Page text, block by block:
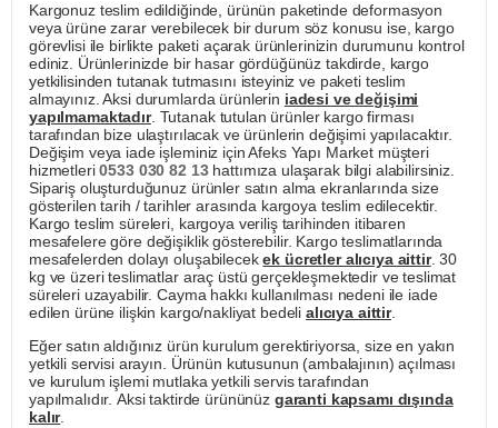
Kargonuz teslim edildiğinde, ürünün paketinde deformasyon
veya ürüne zarar verebilecek bir durum söz konusu ise, kargo
görevlisi ile birlikte paketi açarak ürünlerinizin durumunu kontrol
ediniz. Ürünlerinizde bir hasar gördüğünüz takdirde, kargo
yetkilisinden tutanak tutmasını isteyiniz ve paketi teslim
almayınız. Aksi durumlarda ürünlerin iadesi ve değişimi
yapılmamaktadır. Tutanak tutulan ürünler kargo firması
tarafından bize ulaştırılacak ve ürünlerin değişimi yapılacaktır.
Değişim veya iade işleminiz için Afeks Yapı Market müşteri
hizmetleri0533 030 82 13hattımıza ulaşarak bilgi alabilirsiniz.
Sipariş oluşturduğunuz ürünler satın alma ekranlarında size
gösterilen tarih / tarihler arasında kargoya teslim edilecektir.
Kargo teslim süreleri, kargoya veriliş tarihinden itibaren
mesafelere göre değişiklik gösterebilir. Kargo teslimatlarında
mesafelerden dolayı oluşabilecekek ücretler alıcıya aittir. 30
kg ve üzeri teslimatlar araç üstü gerçekleşmektedir ve teslimat
süreleri uzayabilir. Cayma hakkı kullanılması nedeni ile iade
edilen ürüne ilişkin kargo/nakliyat bedeli alıcıya aittir.
Eğer satın aldığınız ürün kurulum gerektiriyorsa, size en yakın
yetkili servisi arayın. Ürünün kutusunun (ambalajının) açılması
ve kurulum işlemi mutlaka yetkili servis tarafından
yapılmalıdır. Aksi taktirde ürününüz garanti kapsamı dışında
kalır.